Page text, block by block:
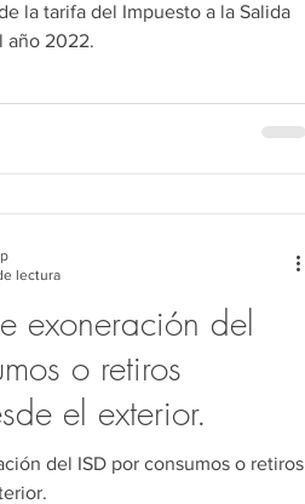
la tarifa del Impuesto a la Salida
año 2022.
exoneración del
o retiros
el exterior.
del ISD por consumos o retiros
lectura